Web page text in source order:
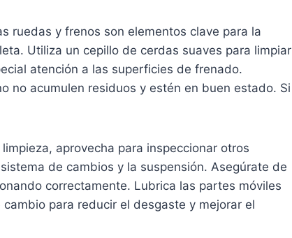
ruedas y frenos son elementos clave para la
Utiliza un cepillo de cerdas suaves para limpiar
atención a las superficies de frenado.
no acumulen residuos y estén en buen estado. Si
aprovecha para inspeccionar otros
de cambios y la suspensión. Asegúrate de
correctamente. Lubrica las partes móviles
para reducir el desgaste y mejorar el